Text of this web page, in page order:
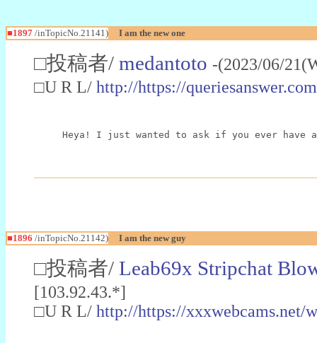
■1897 /inTopicNo.21141) I am the new one
□投稿者/ medantoto -(2023/06/
□U R L/ http://https://
Heya! I just wanted to ask if you ever have
■1896 /inTopicNo.21142) I am the new guy
□投稿者/ Leab69x Stripchat
[103.92.43.*]
□U R L/ http://https://xxxwebcams.net/